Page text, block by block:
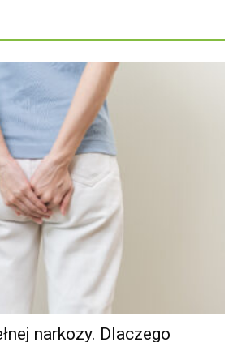
narkozy. Dlaczego